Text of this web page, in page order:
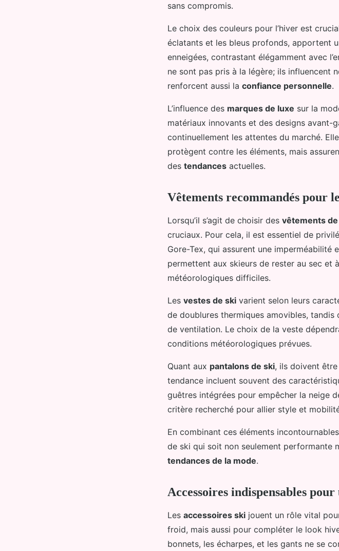
sans compromis.
Le choix des couleurs pour l’hiver est
éclatants et les bleus profonds, apportent
enneigées, contrastant élégamment avec
ne sont pas pris à la légère; ils influencent
renforcent aussi la confiance personnelle.
L’influence des marques de luxe sur la
matériaux innovants et des designs avant-
continuellement les attentes du marché.
protègent contre les éléments, mais
des tendances actuelles.
Vêtements recommandés pour
Lorsqu’il s’agit de choisir des vêtements
cruciaux. Pour cela, il est essentiel de
Gore-Tex, qui assurent une imperméabilité
permettent aux skieurs de rester au sec et
météorologiques difficiles.
Les vestes de ski varient selon leurs
de doublures thermiques amovibles, tandis
de ventilation. Le choix de la veste
conditions météorologiques prévues.
Quant aux pantalons de ski, ils doivent
tendance incluent souvent des
guêtres intégrées pour empêcher la neige
critère recherché pour allier style et
En combinant ces éléments
de ski qui soit non seulement performante
tendances de la mode.
Accessoires indispensables
Les accessoires ski jouent un rôle vital
froid, mais aussi pour compléter le look
bonnets, les écharpes, et les gants ne se